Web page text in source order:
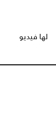
لها فيديو